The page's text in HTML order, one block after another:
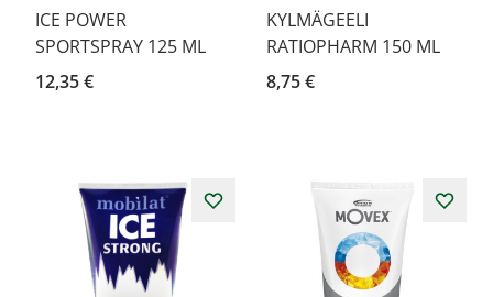
ICE POWER
SPORTSPRAY 125 ML
12,35 €
KYLMÄGEELI
RATIOPHARM 150 ML
8,75 €